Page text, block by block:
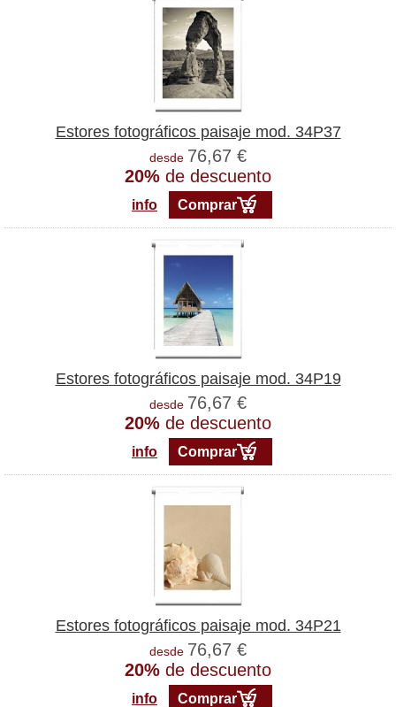
Estores fotográficos paisaje mod. 34P37
desde 76,67 €
20% de descuento
info Comprar
Estores fotográficos paisaje mod. 34P19
desde 76,67 €
20% de descuento
info Comprar
Estores fotográficos paisaje mod. 34P21
desde 76,67 €
20% de descuento
info Comprar